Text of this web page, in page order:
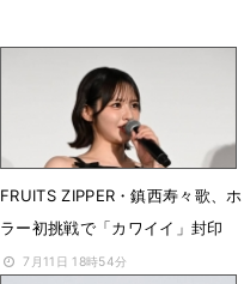
FRUITS ZIPPER・鎮西寿々歌、ホ
ラー初挑戦で「カワイイ」封印
7月11日 18時54分